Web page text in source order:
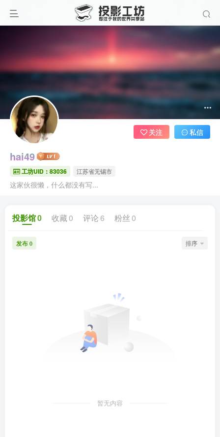
hai49
工坊UID：83036 江苏省无锡市
这家伙很懒，什么都没有写...
关注 私信
投影馆0 收藏 0 评论 6 粉丝 0
发布 0 排序
暂无内容